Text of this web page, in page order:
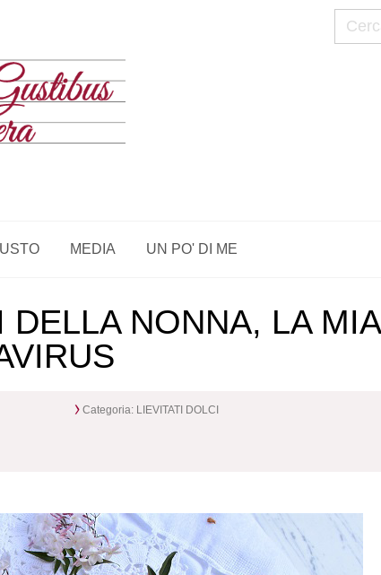
MEDIA UN PO' DI ME
NONNA, LA MIA
Categoria: LIEVITATI DOLCI